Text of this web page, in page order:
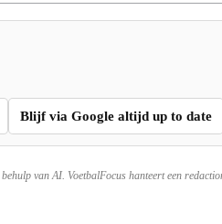
Blijf via Google altijd up to date
van AI. VoetbalFocus hanteert een